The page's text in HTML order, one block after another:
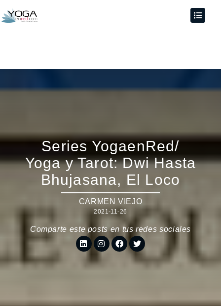
Series YogaenRed/
Yoga y Tarot: Dwi Hasta
Bhujasana, El Loco
CARMEN VIEJO
2021-11-26
Comparte este posts en tus redes sociales